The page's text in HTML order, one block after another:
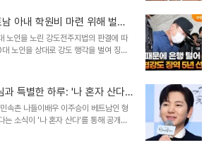
장에서 확인했습니다. 이 사건은 베트남
한 불법 종교 단체의 활동을 보여주는 사
있다는 우려를 낳고 있습니다. 현장에
거들경찰 급습 현장에서는 노트북, 태블
양한 전자기기와 성경, 흰 수건, 제단,
아내 학원비 마련 위해 벌인
은 실형 선고
노인을 노린 강도전주지법의 판결에 따
노인을 상대로 강도 행각을 벌여 징역
습니다. 사건은 지난 5월 19일, 전북 김
금을 빼앗아 달아났습니다. 이 사건은 고
라는 점에서 사회적 충격을 안겨주었습
원비 마련을 위한 범행A씨는 베트남 출
만원을 마련해야 했지만, 금전적인 어려
금하지 못했습니다. 절박한 상황 속에서
과 특별한 하루: '나 혼자 산다'
속촌 나들이배우 이주승이 베트남인 형
는 소식이 '나 혼자 산다'를 통해 공개되
어머니를 모시고 한국민속촌으로 나들